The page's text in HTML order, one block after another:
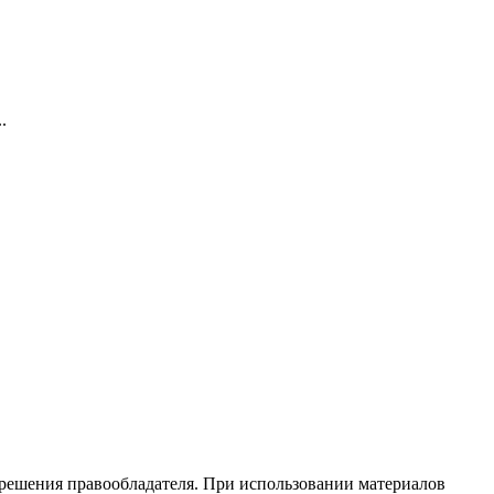
правообладателя. При использовании материалов